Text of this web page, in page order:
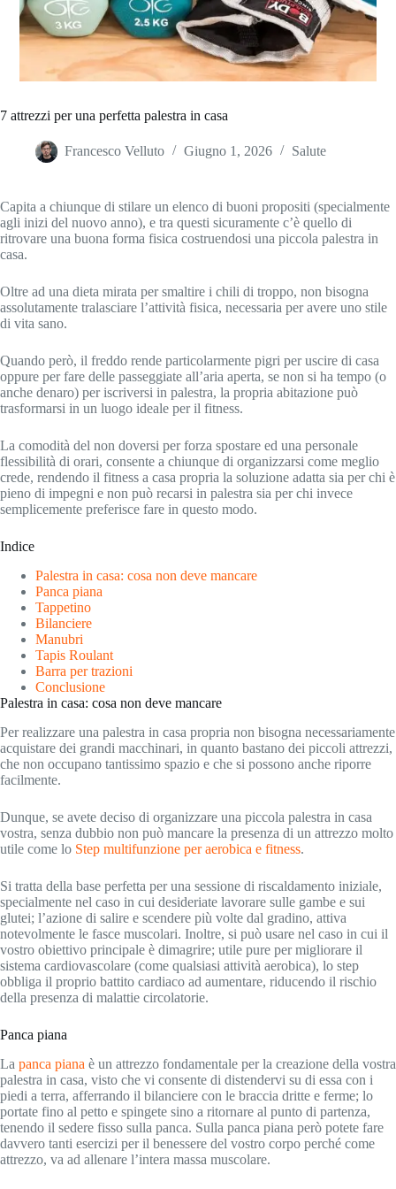
7 attrezzi per una perfetta palestra in casa
Francesco Velluto Giugno 1, 2026 Salute
Capita a chiunque di stilare un elenco di buoni propositi (specialmente
agli inizi del nuovo anno), e tra questi sicuramente c’è quello di
ritrovare una buona forma fisica costruendosi una piccola palestra in
casa.
Oltre ad una dieta mirata per smaltire i chili di troppo, non bisogna
assolutamente tralasciare l’attività fisica, necessaria per avere uno stile
di vita sano.
Quando però, il freddo rende particolarmente pigri per uscire di casa
oppure per fare delle passeggiate all’aria aperta, se non si ha tempo (o
anche denaro) per iscriversi in palestra, la propria abitazione può
trasformarsi in un luogo ideale per il fitness.
La comodità del non doversi per forza spostare ed una personale
flessibilità di orari, consente a chiunque di organizzarsi come meglio
crede, rendendo il fitness a casa propria la soluzione adatta sia per chi è
pieno di impegni e non può recarsi in palestra sia per chi invece
semplicemente preferisce fare in questo modo.
Indice
Palestra in casa: cosa non deve mancare
Panca piana
Tappetino
Bilanciere
Manubri
Tapis Roulant
Barra per trazioni
Conclusione
Palestra in casa: cosa non deve mancare
Per realizzare una palestra in casa propria non bisogna necessariamente
acquistare dei grandi macchinari, in quanto bastano dei piccoli attrezzi,
che non occupano tantissimo spazio e che si possono anche riporre
facilmente.
Dunque, se avete deciso di organizzare una piccola palestra in casa
vostra, senza dubbio non può mancare la presenza di un attrezzo molto
utile come lo Step multifunzione per aerobica e fitness.
Si tratta della base perfetta per una sessione di riscaldamento iniziale,
specialmente nel caso in cui desideriate lavorare sulle gambe e sui
glutei; l’azione di salire e scendere più volte dal gradino, attiva
notevolmente le fasce muscolari. Inoltre, si può usare nel caso in cui il
vostro obiettivo principale è dimagrire; utile pure per migliorare il
sistema cardiovascolare (come qualsiasi attività aerobica), lo step
obbliga il proprio battito cardiaco ad aumentare, riducendo il rischio
della presenza di malattie circolatorie.
Panca piana
La panca piana è un attrezzo fondamentale per la creazione della vostra
palestra in casa, visto che vi consente di distendervi su di essa con i
piedi a terra, afferrando il bilanciere con le braccia dritte e ferme; lo
portate fino al petto e spingete sino a ritornare al punto di partenza,
tenendo il sedere fisso sulla panca. Sulla panca piana però potete fare
davvero tanti esercizi per il benessere del vostro corpo perché come
attrezzo, va ad allenare l’intera massa muscolare.